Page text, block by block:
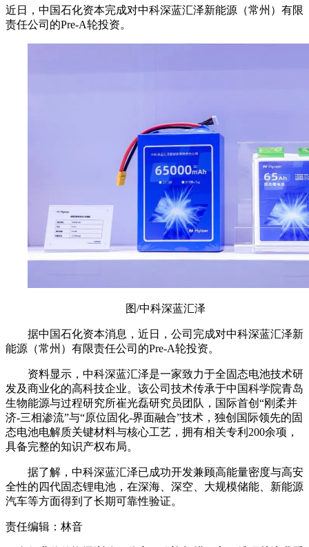
近日，中国石化资本完成对中科深蓝汇泽新能源（常州）有限
责任公司的Pre-A轮投资。
图/中科深蓝汇泽
据中国石化资本消息，近日，公司完成对中科深蓝汇泽新
能源（常州）有限责任公司的Pre-A轮投资。
资料显示，中科深蓝汇泽是一家致力于全固态电池技术研
发及商业化的高科技企业。该公司技术传承于中国科学院青岛
生物能源与过程研究所崔光磊研究员团队，国际首创“刚柔并
济-三相渗流”与“原位固化-界面融合”技术，独创国际领先的固
态电池电解质关键材料与核心工艺，拥有相关专利200余项，
具备完整的知识产权布局。
据了解，中科深蓝汇泽已成功开发兼顾高能量密度与高安
全性的四代固态锂电池，在深海、深空、大规模储能、新能源
汽车等方面得到了长期可靠性验证。
责任编辑：林音